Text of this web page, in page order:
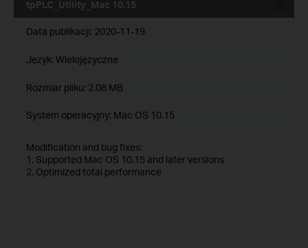
tpPLC_Utility_Mac 10.15
Data publikacji: 2020-11-19
Język: Wielojęzyczne
Rozmiar pliku: 2.08 MB
System operacyjny: Mac OS 10.15
Modification and bug fixes:
1. Supported Mac OS 10.15 and later versions
2. Optimized total performance